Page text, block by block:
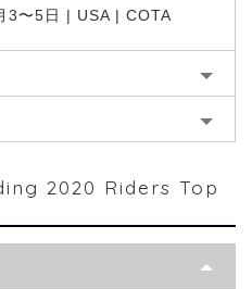
3〜5日 | USA | COTA
2020 Riders Top